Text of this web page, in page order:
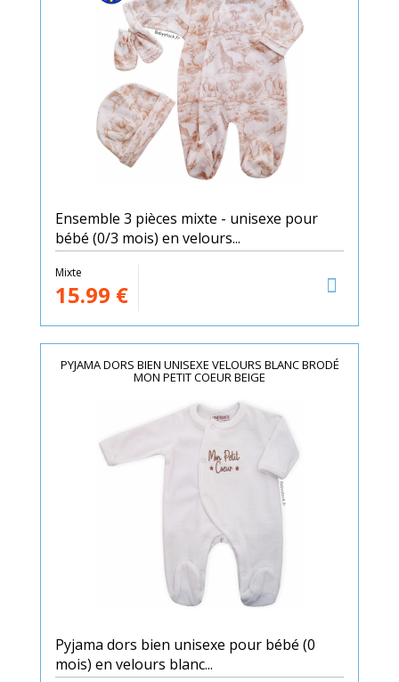
Ensemble 3 pièces mixte - unisexe pour
bébé (0/3 mois) en velours...
Mixte
15.99 €
PYJAMA DORS BIEN UNISEXE VELOURS BLANC BRODÉ
MON PETIT COEUR BEIGE
Pyjama dors bien unisexe pour bébé (0
mois) en velours blanc...